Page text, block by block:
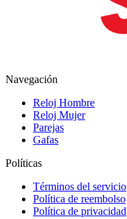
Navegación
Reloj Hombre
Reloj Mujer
Parejas
Gafas
Políticas
Términos del servicio
Política de reembolso
Política de privacidad